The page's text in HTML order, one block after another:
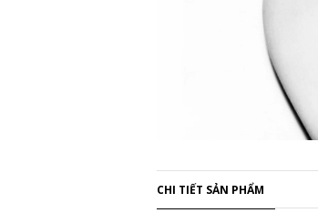
CHI TIẾT SẢN PHẨM